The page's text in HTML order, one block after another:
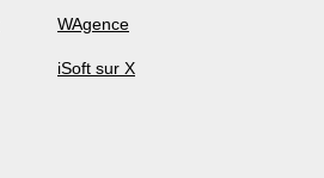
WAgence
iSoft sur X